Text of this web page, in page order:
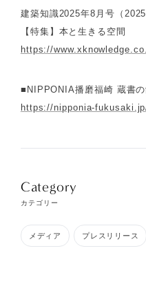
建築知識2025年8月号（
【特集】本と生きる空間
https://
■NIPPONIA播磨福崎 蔵書
https://nipponia-
Category
カテゴリー
メディア プレスリリース